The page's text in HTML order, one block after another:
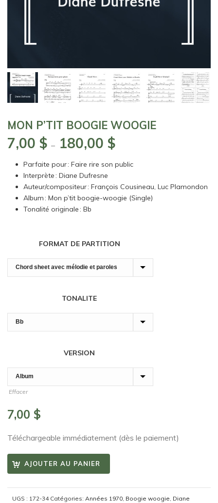
MON P’TIT BOOGIE WOOGIE
7,00 $ – 180,00 $Plage
prix :
Parfaite pour : Faire rire son public
Interprète : Diane Dufresne
Auteur/compositeur : François Cousineau, Luc Plamondon
Album : Mon p’tit boogie-woogie (Single)
Tonalité originale : Bb
FORMAT DE PARTITION
TONALITE
VERSION
Effacer
7,00 $
Téléchargeable immédiatement (dès le paiement)
AJOUTER AU PANIER
UGS : 172-34 Catégories: Années 1970, Boogie woogie, Diane